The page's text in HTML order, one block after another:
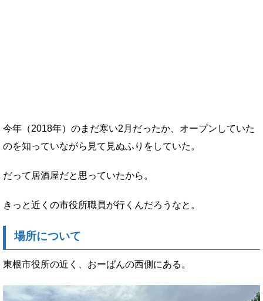
今年（2018年）のまだ寒い2月だったか、オープンしていた
のを知っていながら見て見ぬふりをしていた。
だって居酒屋だと思っていたから。
きっと近くの市役所職員が行くんだろうなと。
場所について
東根市役所の近く、おーばんの西側にある。